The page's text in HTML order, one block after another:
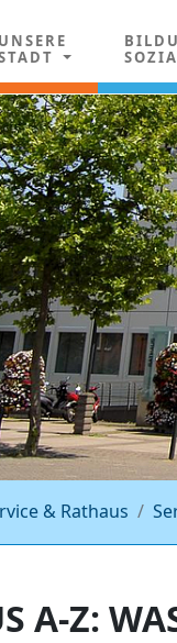
UNSERE
& Rathaus
A-Z: